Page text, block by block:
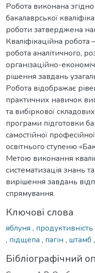
Робота виконана
бакалаврської
роботи затверджена
Кваліфікаційна робота
робота аналітичного,
організаційно-
рішення завдань
Робота відображає
практичних навичок
та вибіркової
програми підготовки
самостійної
освітнього ступеню
Метою виконання
систематизація знань
вирішення завдань
спрямування.
Ключові слова
яблуня , продуктивність
, підщепа , пагін , штамб ,
Бібліографічний